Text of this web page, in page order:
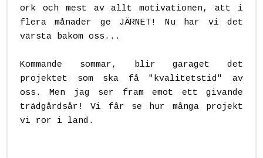
ork och mest av allt motivationen, att i
flera månader ge JÄRNET! Nu har vi det
värsta bakom oss...
Kommande sommar, blir garaget det
projektet som ska få "kvalitetstid" av
oss. Men jag ser fram emot ett givande
trädgårdsår! Vi får se hur många projekt
vi ror i land.